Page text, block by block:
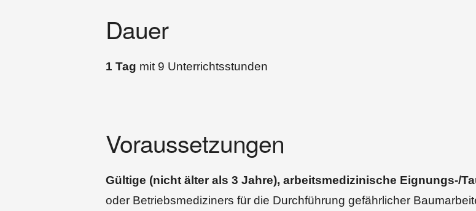
Dauer
1 Tag mit 9 Unterrichtsstunden
Voraussetzungen
Gültige (nicht älter als 3 Jahre), arbeitsmedizinische Eignungs-/
oder Betriebsmediziners für die Durchführung gefährlicher